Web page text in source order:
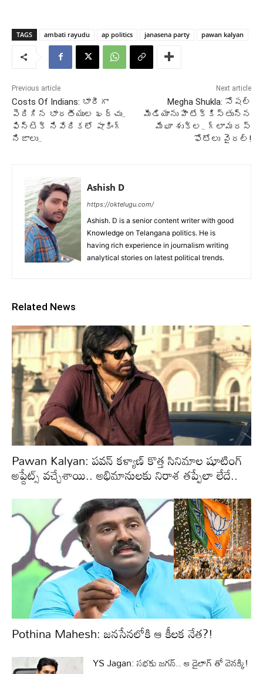
TAGS ambati rayudu ap politics janasena party pawan kalyan
Previous article
Costs Of Indians: భారీగా
పెరిగిన భారతీయుల ఖర్చు..
ఫిన్‌టెక్‌ నివేదికలో షాకింగ్‌
నిజాలు..
Next article
Megha Shukla: సోషల్
మీడియాను హీటేక్కిస్తున్న
మేఘా శుక్ల.. గ్లామరస్
ఫోటోలు వైరల్!
Ashish D
https://oktelugu.com/
Ashish. D is a senior content writer with good
Knowledge on Telangana politics. He is
having rich experience in journalism writing
analytical stories on latest political trends.
Related News
Pawan Kalyan: పవన్ కళ్యాణ్ కొత్త సినిమాల షూటింగ్
అప్డేట్స్ వచ్చేశాయి.. అభిమానులకు నిరాశ తప్పేలా లేదే..
Pothina Mahesh: జనసేనలోకి ఆ కీలక నేత?!
YS Jagan: సభకు జగన్.. ఆ డైలాగ్ తో వెనక్కి!